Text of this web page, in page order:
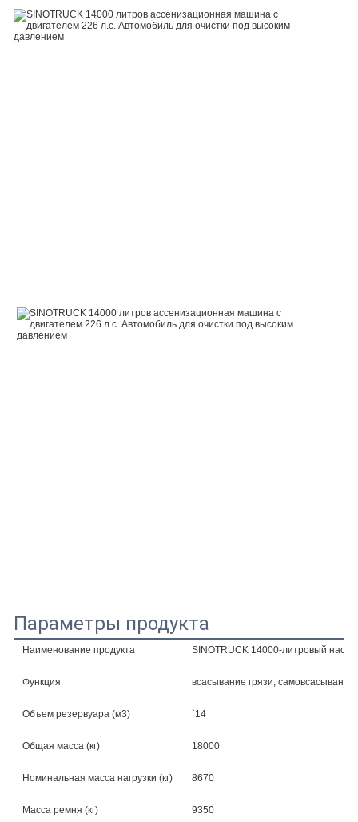
Параметры продукта
Наименование продукта SINOTRUCK 14000-литровый
Функция всасывание грязи,
Объем резервуара (м3) `14
Общая масса (кг) 18000
Номинальная масса нагрузки (кг) 8670
Масса ремня (кг) 9350